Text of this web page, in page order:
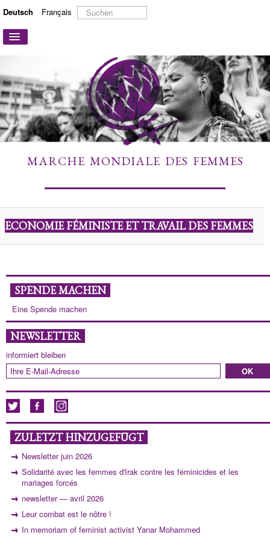
Deutsch Français
Suchen
...
Navigation
ÜBER UNS
AKTIONEN UND KAMPAGNEN
MITMACHEN
MEHR ERFAHREN
MARCHE MONDIALE DES FEMMES
ECONOMIE FÉMINISTE ET TRAVAIL DES FEMMES
SPENDE MACHEN
Eine Spende machen
NEWSLETTER
informiert bleiben
ZULETZT HINZUGEFÜGT
Newsletter juin 2026
Solidarité avec les femmes d'Irak contre les féminicides et les
mariages forcés
newsletter — avril 2026
Leur combat est le nôtre !
In memoriam of feminist activist Yanar Mohammed